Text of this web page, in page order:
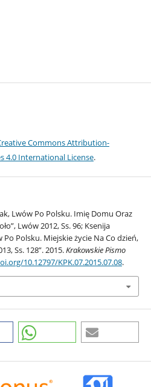
Commons Attribution-
4.0 International License.
Lwów Po Polsku. Imię Domu Oraz
Lwów 2012, Ss. 96; Ksenija
Polsku. Miejskie życie Na Co dzień,
Ss. 128”. 2015.Krakowskie Pismo
10.12797/KPK.07.2015.07.08.